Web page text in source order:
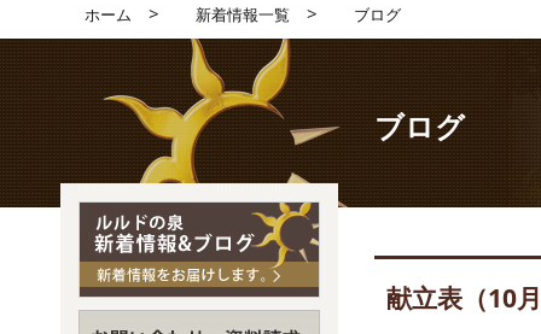
ホーム > 新着情報一覧 > ブログ
ブログ
献立表（10